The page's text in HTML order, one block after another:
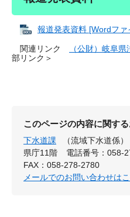
報道発表資料 [Wordファ
関連リンク （公財）岐阜
部リンク＞
このページの内容に関す
下水道課
（流域下水道係）
県庁11階
電話番号：058-
FAX：058-278-2780
メールでのお問い合わせは